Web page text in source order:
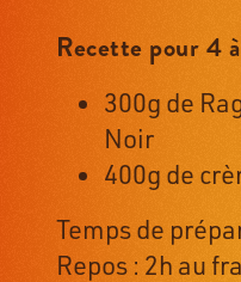
Recette pour 4
300g de
Noir
400g de
Temps de
Repos : 2h au